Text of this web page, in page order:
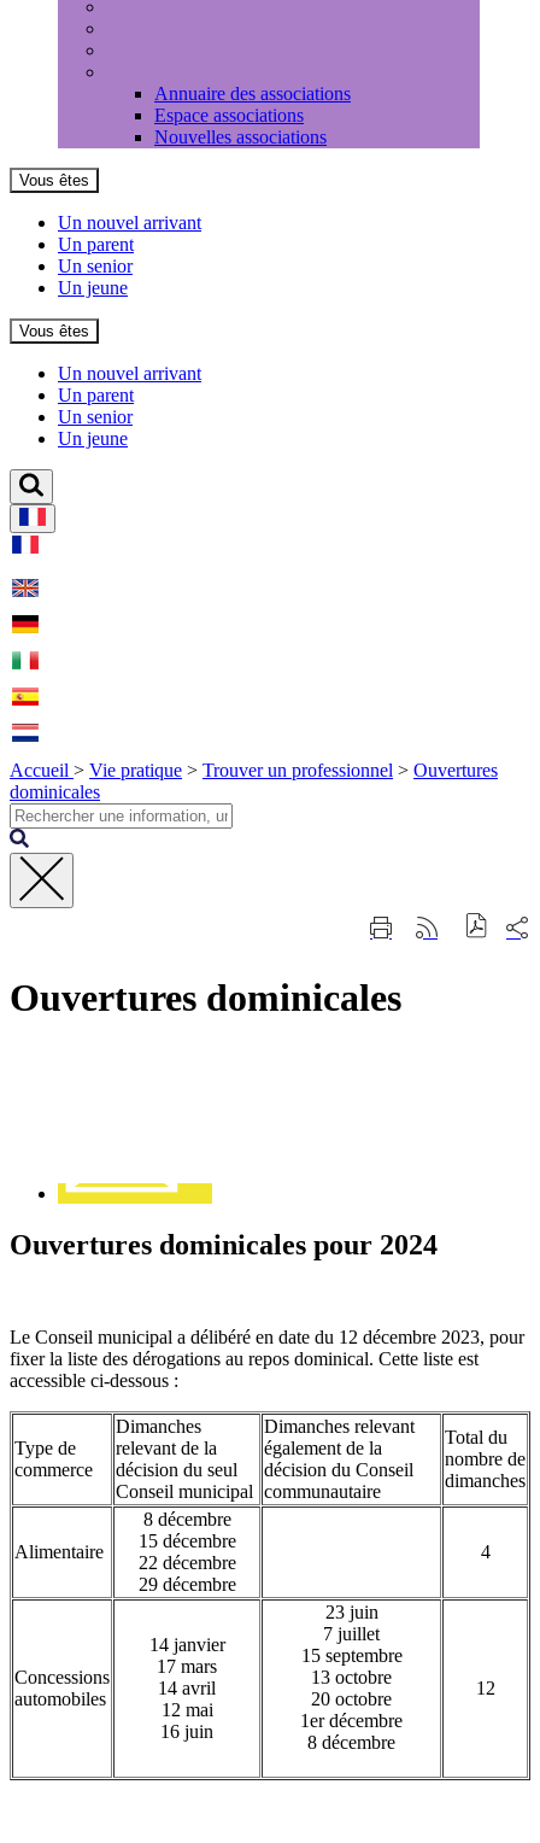
Annuaire des associations
Espace associations
Nouvelles associations
Vous êtes
Un nouvel arrivant
Un parent
Un senior
Un jeune
Vous êtes
Un nouvel arrivant
Un parent
Un senior
Un jeune
Accueil > Vie pratique > Trouver un professionnel > Ouvertures
dominicales
Fermer
ImprimerGénérer
sur
Ouvertures dominicales
Ouvertures dominicales pour 2024
Le Conseil municipal a délibéré en date du 12 décembre 2023, pour
fixer la liste des dérogations au repos dominical. Cette liste est
accessible ci-dessous :
Type de
commerce
Dimanches
relevant de la
décision du seul
Conseil municipal
Dimanches relevant
également de la
décision du Conseil
communautaire
Total du
nombre de
dimanches
Alimentaire
8 décembre
15 décembre
22 décembre
29 décembre
4
Concessions
automobiles
14 janvier
17 mars
14 avril
12 mai
16 juin
23 juin
7 juillet
15 septembre
13 octobre
20 octobre
1er décembre
8 décembre
12